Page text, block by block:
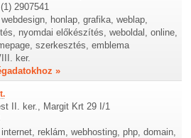
2907541
honlap, grafika, weblap,
nyomdai előkészítés, weboldal, online,
szerkesztés, emblema
ker.
»
II. ker., Margit Krt 29 I/1
internet, reklám, webhosting, php, domain,